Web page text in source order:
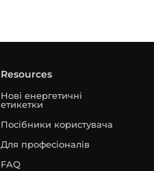
Resources
Нові енергетичні
етикетки
Посібники користувача
Для професіоналів
FAQ